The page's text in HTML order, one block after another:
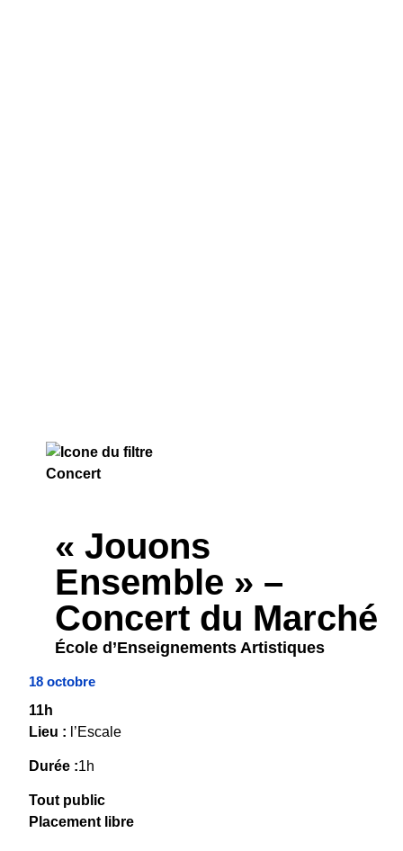
« Jouons
Ensemble » –
Concert du Marché
École d’Enseignements Artistiques
18 octobre
11h
Lieu : l’Escale
Durée :1h
Tout public
Placement libre